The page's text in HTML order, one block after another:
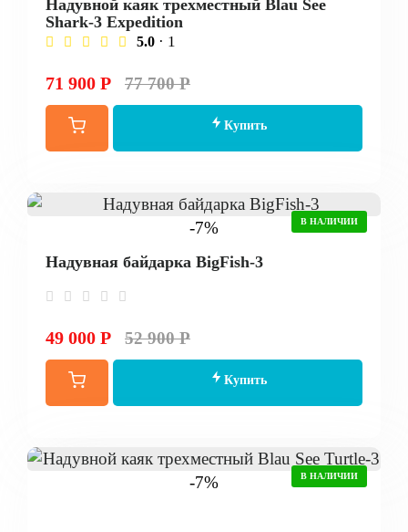
Надувной каяк трехместный Blau See
Shark-3 Expedition
5.0 · 1
71 900 Р 77 700 Р
Купить
-7% В НАЛИЧИИ
Надувная байдарка BigFish-3
49 000 Р 52 900 Р
Купить
-7% В НАЛИЧИИ